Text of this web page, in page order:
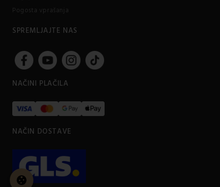
Pogosta vprašanja
SPREMLJAJTE NAS
NAČINI PLAČILA
NAČIN DOSTAVE